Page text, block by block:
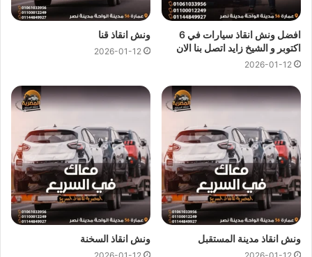
السيارات بجودة عالية و اقل سعر لكي نصبحافضل ونش انقاذ في
المنيب
ارخص ونش انقاذ في المنيب و جميع المحافظات.
اسعارونش انقاذ المصرية
اقل سعر و كما نوفر حدث التقنيات دائما لمتابعة جميع سياراتنا عند
ونش انقاذ المنيبمنونش المصرية لانقاذ السياراتلقد وفرنا
عليك عناء البحث عنونش انقاذ في المنيبحيث اننا نوفر لك
خدماتانقاذ السيارات في المنيب من خلالاوناش انقاذ سيارات
حديثة و مجهزة و مراقبة بـ GPS
لتساعدك فينقل سياراتالي
اقرب توكيل او اي وجهة اخري تريد نقل السيارة اليها.
افضل ونش انقاذ سيارات في 6
اكتوبر و الشيخ زايد اتصل بنا الان
2026-01-12
ونش انقاذ قنا
2026-01-12
ونش انقاذ مدينة المستقبل ونش انقاذ السخنة